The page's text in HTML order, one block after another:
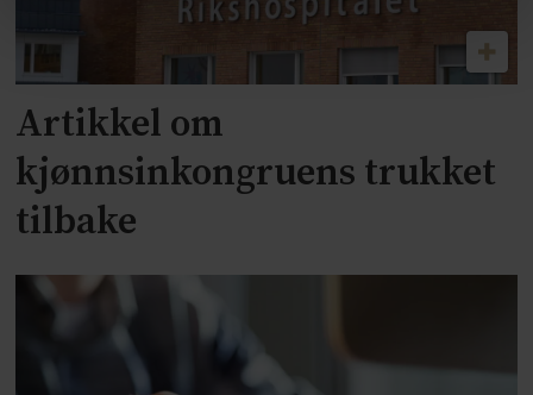
Artikkel om
kjønnsinkongruens trukket
tilbake